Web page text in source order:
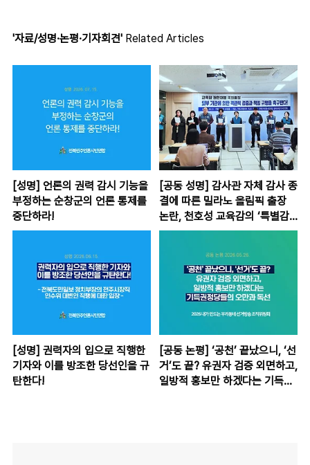
'자료/성명·논평·기자회견' Related Articles
[성명] 언론의 권력 감시 기능을
부정하는 순창군의 언론 통제를
중단하라!
[공동 성명] 감사관 자체 감사 종
결에 따른 밀라노 올림픽 출장
논란, 천호성 교육감의 ‘특별감
찰위원회’를 통해 전면 재조사하
[성명] 권력자의 입으로 직행한
기자와 이를 방조한 당선인을 규
탄한다!
[공동 논평] ‘공천’ 끝났으니, ‘선
거’도 끝? 유권자 검증 외면하고,
일방적 홍보만 하겠다는 기득권